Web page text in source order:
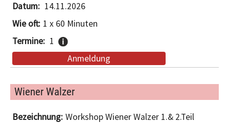
14.11.2026
1 x 60 Minuten
1
Anmeldung
Wiener Walzer
Workshop Wiener Walzer 1.& 2.Teil